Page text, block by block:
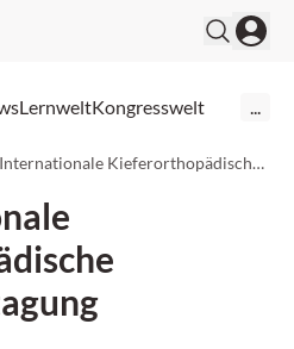
LernweltKongresswelt
52. Internationale Kieferorthopädische Fortbildungstagung